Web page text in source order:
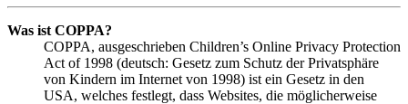
Was ist COPPA?
COPPA, ausgeschrieben Children’s Online Privacy Protection
Act of 1998 (deutsch: Gesetz zum Schutz der Privatsphäre
von Kindern im Internet von 1998) ist ein Gesetz in den
USA, welches festlegt, dass Websites, die möglicherweise